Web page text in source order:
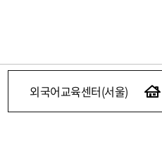
외국어교육센터(서울)